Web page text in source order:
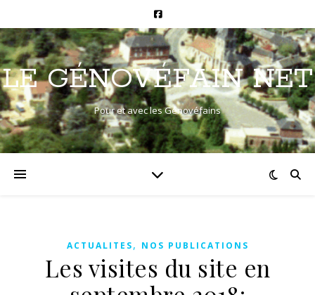
LE GÉNOVÉFAIN NET
Pour et avec les Génovéfains
ACTUALITES, NOS PUBLICATIONS
Les visites du site en